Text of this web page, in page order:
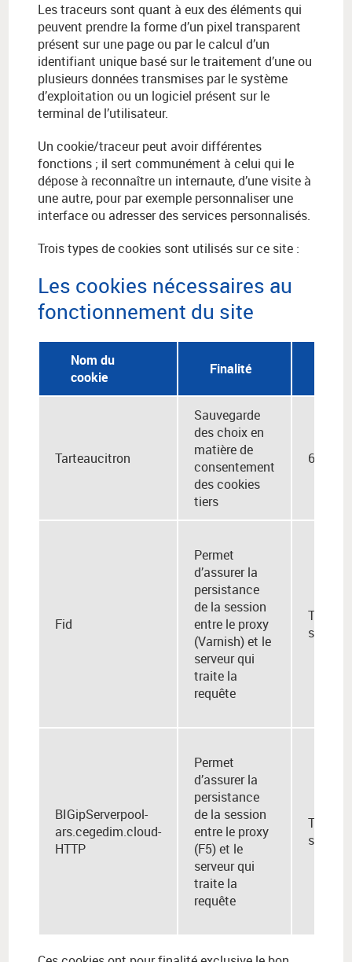
Les traceurs sont quant à eux des éléments qui
peuvent prendre la forme d’un pixel transparent
présent sur une page ou par le calcul d’un
identifiant unique basé sur le traitement d’une ou
plusieurs données transmises par le système
d’exploitation ou un logiciel présent sur le
terminal de l’utilisateur.
Un cookie/traceur peut avoir différentes
fonctions ; il sert communément à celui qui le
dépose à reconnaître un internaute, d’une visite à
une autre, pour par exemple personnaliser une
interface ou adresser des services personnalisés.
Trois types de cookies sont utilisés sur ce site :
Les cookies nécessaires au
fonctionnement du site
Nom du
cookie
Finalité
Tarteaucitron
Sauvegarde
des choix en
matière de
consentement
des cookies
tiers
6 mois
Fid
Permet
d’assurer la
persistance
de la session
entre le proxy
(Varnish) et le
serveur qui
traite la
requête
Temps
session
BIGipServerpool-
ars.cegedim.cloud-
HTTP
Permet
d’assurer la
persistance
de la session
entre le proxy
(F5) et le
serveur qui
traite la
requête
Temps
session